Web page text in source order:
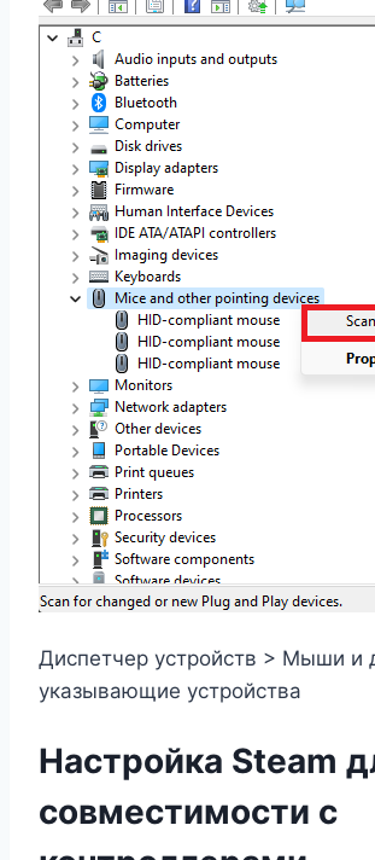
Диспетчер устройств > Мыши и
указывающие устройства
Настройка Steam
совместимости с